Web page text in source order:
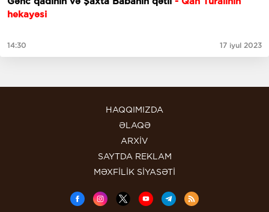
hekayəsi
14:30 17 iyul 2023
HAQQIMIZDA
ƏLAQƏ
ARXİV
SAYTDA REKLAM
MƏXFİLİK SİYASƏTİ